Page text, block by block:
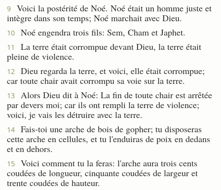
9
Voici la postérité de Noé. Noé était un homme juste et
intègre dans son temps; Noé marchait avec Dieu.
10 Noé engendra trois fils: Sem, Cham et Japhet.
11
La terre était corrompue devant Dieu, la terre était
pleine de violence.
12
Dieu regarda la terre, et voici, elle était corrompue;
car toute chair avait corrompu sa voie sur la terre.
13
Alors Dieu dit à Noé: La fin de toute chair est arrêtée
par devers moi; car ils ont rempli la terre de violence;
voici, je vais les détruire avec la terre.
14
Fais-toi une arche de bois de gopher; tu disposeras
cette arche en cellules, et tu l'enduiras de poix en dedans
et en dehors.
15
Voici comment tu la feras: l'arche aura trois cents
coudées de longueur, cinquante coudées de largeur et
trente coudées de hauteur.